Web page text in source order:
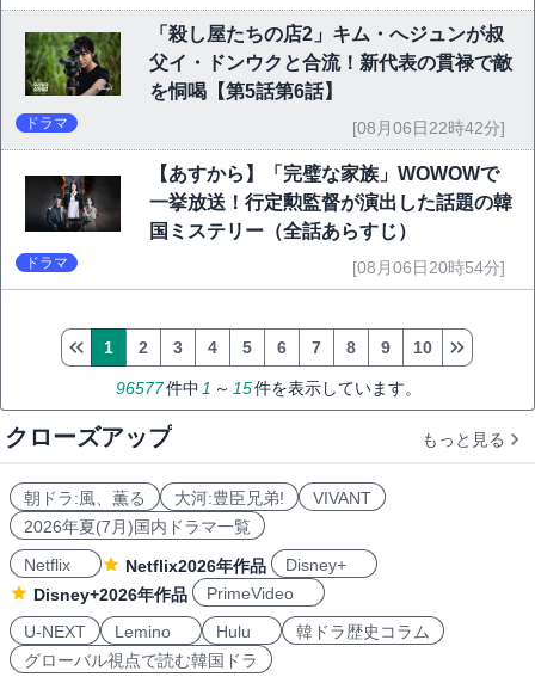
「殺し屋たちの店2」キム・へジュンが叔
父イ・ドンウクと合流！新代表の貫禄で敵
を恫喝【第5話第6話】
ドラマ [08月06日22時42分]
【あすから】「完璧な家族」WOWOWで
一挙放送！行定勲監督が演出した話題の韓
国ミステリー（全話あらすじ）
ドラマ [08月06日20時54分]
96577件中 1 ～ 15件を表示しています。
1 2 3 4 5 6 7 8 9 10
クローズアップ もっと見る
朝ドラ:風、薫る 大河:豊臣兄弟!
VIVANT
2026年夏(7月)国内ドラマ一覧
Netflix
Netflix2026年作品
Disney+
Disney+2026年作品
PrimeVideo
U-NEXT
Lemino Hulu
韓ドラ歴史コラム
グローバル視点で読む韓国ドラ